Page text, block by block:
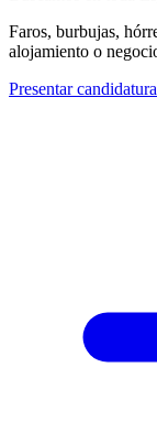
Faros, burbujas,
alojamiento o
Presentar candidatura